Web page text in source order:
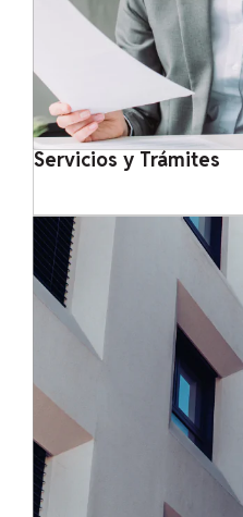
Servicios y Trámites